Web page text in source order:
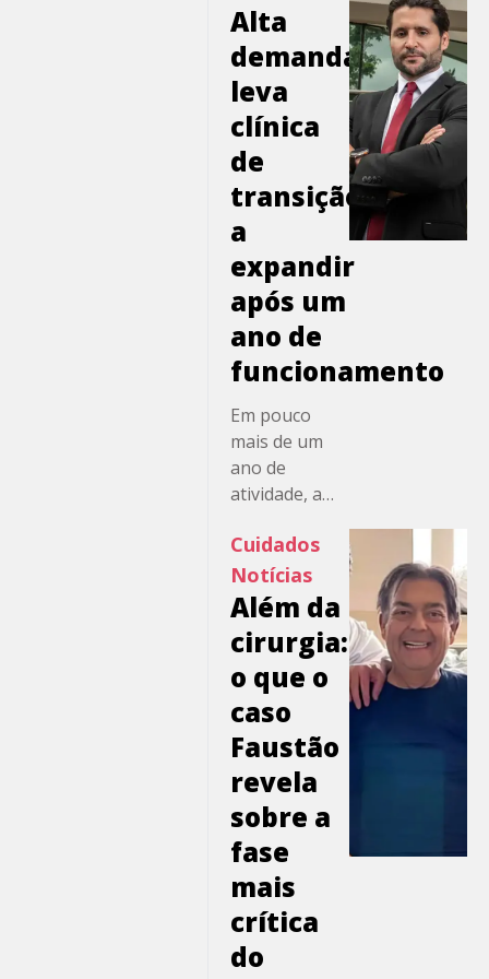
reforça a
importância
de todas as
etapas do
tratamento
oncológico.
Quando o
câncer exige
uma cirurgia
de grande
porte — como
a retirada de
parte do
estômago,
pulmão ou
paciente inicia
uma nova
etapa do
tratamento. É
nesse
momento […]
Alta
demanda
leva
clínica
de
transição
a
expandir
após um
ano de
funcionamento
Em pouco
mais de um
ano de
atividade, a
de Transição,
em Belo
Horizonte,
alcançou
resultados
que
confirmam a
necessidade
crescente de
serviços
especializados
em cuidados
pós-
hospitalares.
Nesse
período, a
instituição
Cuidados
Notícias
Além da
cirurgia:
o que o
caso
Faustão
revela
sobre a
fase
mais
crítica
do